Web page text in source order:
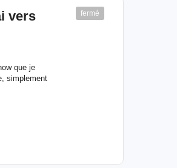
vers
que je
simplement
fermé